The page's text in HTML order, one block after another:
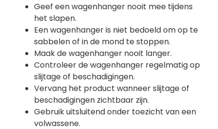
Geef een wagenhanger nooit mee tijdens
het slapen.
Een wagenhanger is niet bedoeld om op te
sabbelen of in de mond te stoppen.
Maak de wagenhanger nooit langer.
Controleer de wagenhanger regelmatig op
slijtage of beschadigingen.
Vervang het product wanneer slijtage of
beschadigingen zichtbaar zijn.
Gebruik uitsluitend onder toezicht van een
volwassene.